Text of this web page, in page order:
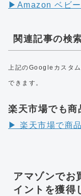
▶︎Amazon ベビ
関連記事の検
上記のGoogleカスタ
できます。
楽天市場でも商
▶︎ 楽天市場で商
アマゾンでお
イントを獲得